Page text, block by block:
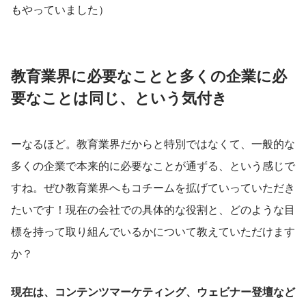
もやっていました）
教育業界に必要なことと多くの企業に必
要なことは同じ、という気付き
ーなるほど。教育業界だからと特別ではなくて、一般的な
多くの企業で本来的に必要なことが通ずる、という感じで
すね。ぜひ教育業界へもコチームを拡げていっていただき
たいです！現在の会社での具体的な役割と、どのような目
標を持って取り組んでいるかについて教えていただけます
か？
現在は、コンテンツマーケティング、ウェビナー登壇など